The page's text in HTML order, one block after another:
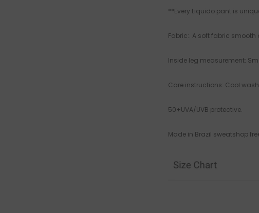
**Every Liquido pant is
Fabric:. A soft fabric smooth
Inside leg measurement:
Care instructions: Cool
50+UVA/UVB protective.
Made in Brazil sweatshop